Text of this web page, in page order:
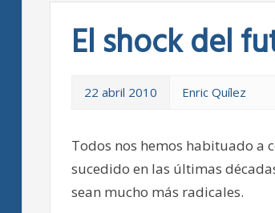
El shock del
22 abril 2010 Enric Quílez
Todos nos hemos habituado a
sucedido en las últimas
sean mucho más radicales.